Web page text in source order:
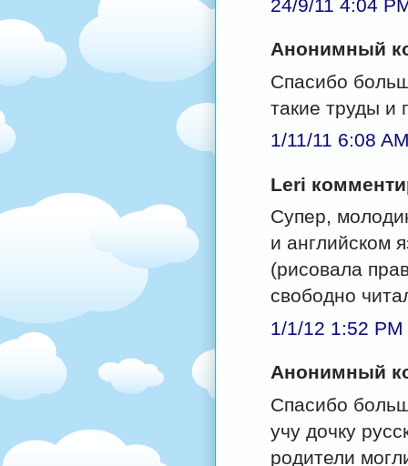
24/9/11 4:04
Анонимный
Спасибо
такие труды и
1/11/11 6:08
Leri
Супер,
и английском
(рисовала
свободно
1/1/12 1:52 PM
Анонимный
Спасибо
учу дочку
родители